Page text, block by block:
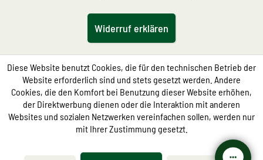
Widerruf erklären
Diese Website benutzt Cookies, die für den technischen Betrieb der
Website erforderlich sind und stets gesetzt werden. Andere
Cookies, die den Komfort bei Benutzung dieser Website erhöhen,
der Direktwerbung dienen oder die Interaktion mit anderen
Websites und sozialen Netzwerken vereinfachen sollen, werden nur
mit Ihrer Zustimmung gesetzt.